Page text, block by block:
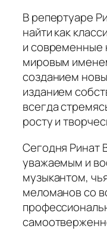
В репертуаре
найти как
и современные
мировым
созданием
изданием
всегда
росту и
Сегодня Ринат
уважаемым и
музыкантом,
меломанов со